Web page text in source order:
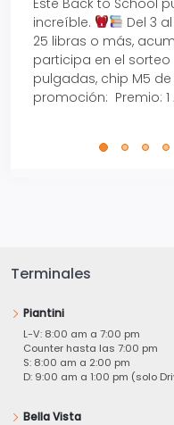
increíble.
Del 3
25 libras o más,
participa en el sorteo
pulgadas, chip M5 de
promoción: Premio: 1
Terminales
Piantini
L-V: 8:00 am a 7:00 pm
Counter hasta las 7:00 pm
S: 8:00 am a 2:00 pm
D: 9:00 am a 1:00 pm (solo
Bella Vista